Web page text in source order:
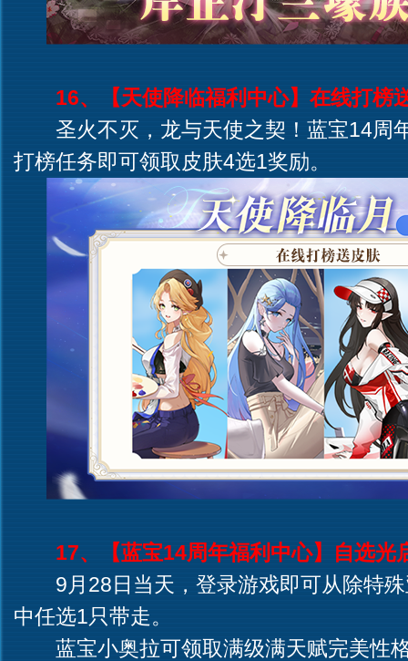
16、【天使降临福利中心】在线打榜
圣火不灭，龙与天使之契！蓝宝14周
打榜任务即可领取皮肤4选1奖励。
17、【蓝宝14周年福利中心】自选光
9月28日当天，登录游戏即可从除特殊
中任选1只带走。
蓝宝小奥拉可领取满级满天赋完美性